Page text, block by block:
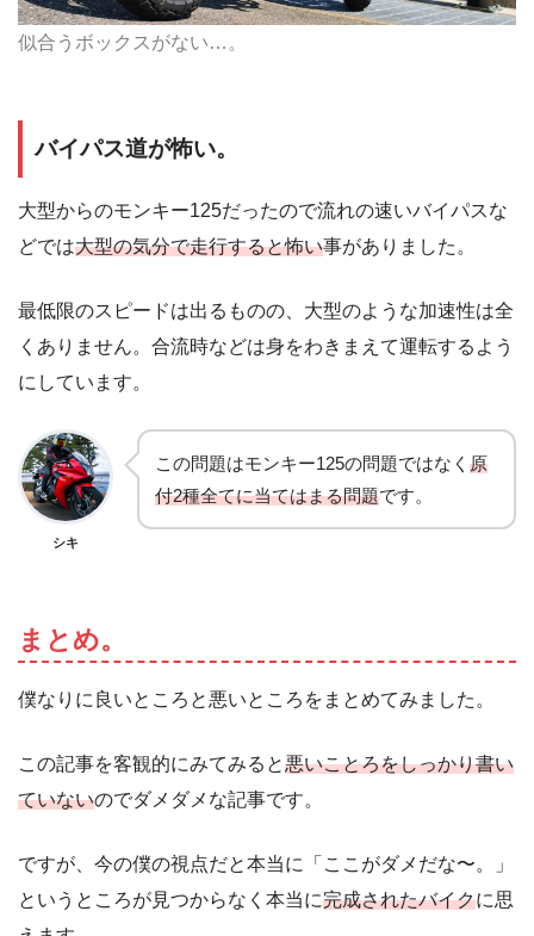
似合うボックスがない…。
バイパス道が怖い。
大型からのモンキー125だったので流れの速いバイパスな
どでは大型の気分で走行すると怖い事がありました。
最低限のスピードは出るものの、大型のような加速性は全
くありません。合流時などは身をわきまえて運転するよう
にしています。
シキ
この問題はモンキー125の問題ではなく 原
付2種全てに当てはまる問題です。
まとめ。
僕なりに良いところと悪いところをまとめてみました。
この記事を客観的にみてみると悪いことろをしっかり書い
ていないのでダメダメな記事です。
ですが、今の僕の視点だと本当に「ここがダメだな〜。」
というところが見つからなく本当に完成されたバイクに思